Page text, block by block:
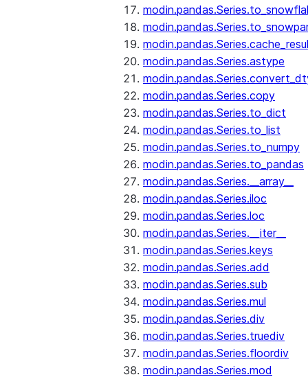
modin.pandas.Series.astype
modin.pandas.Series.copy
modin.pandas.Series.to_dict
modin.pandas.Series.to_list
modin.pandas.Series.to_numpy
modin.pandas.Series.to_pandas
modin.pandas.Series.__array__
modin.pandas.Series.iloc
modin.pandas.Series.loc
modin.pandas.Series.__iter__
modin.pandas.Series.keys
modin.pandas.Series.add
modin.pandas.Series.sub
modin.pandas.Series.mul
modin.pandas.Series.div
modin.pandas.Series.truediv
modin.pandas.Series.floordiv
modin.pandas.Series.mod